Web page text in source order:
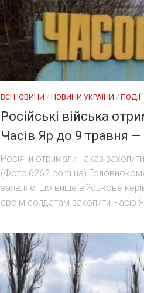
ВСІ НОВИНИ / НОВИНИ УКРАЇНИ / ПОДІЇ
Російські війська
Часів Яр до 9 травня
Росіяни отримали наказ
(Фото:6262.com.ua)
заявляє, що вище військове
своїм солдатам захопити Часів